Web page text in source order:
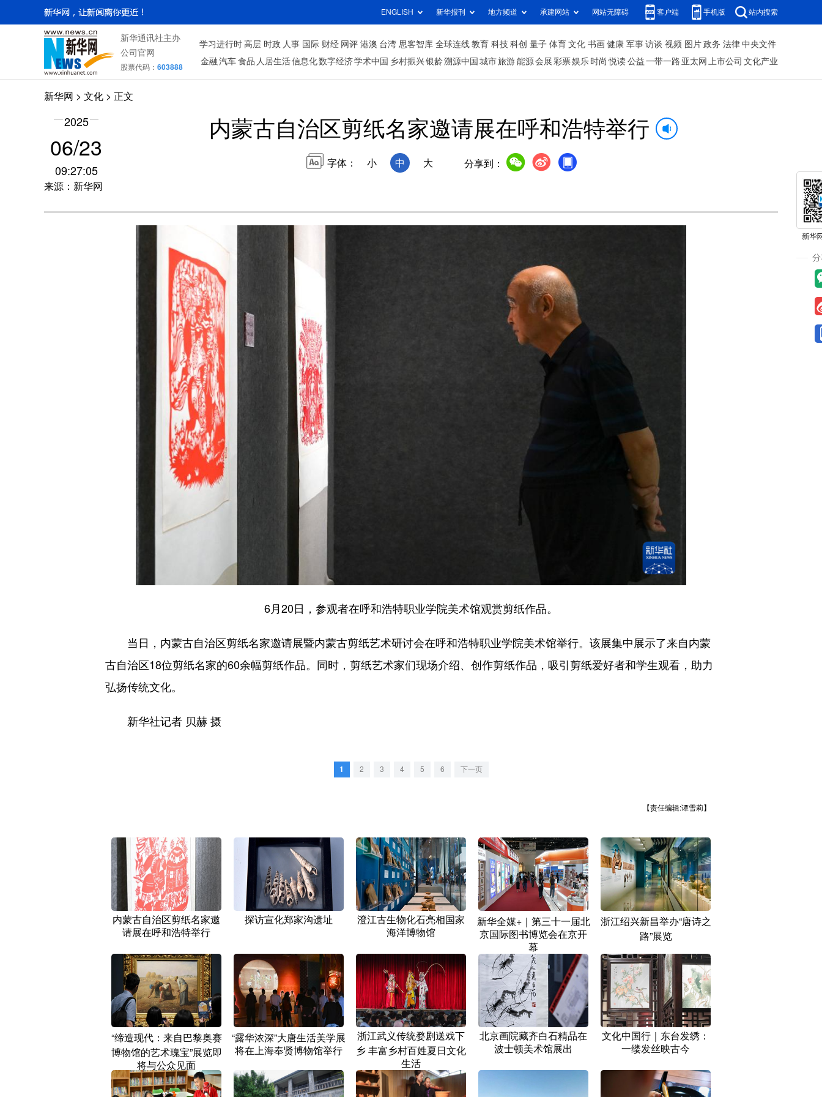
ENGLISH 新华报刊 地方频道 承建网站 网站无障碍 客户端 手机版 站内搜索
新华通讯社主办
公司官网
股票代码： 603888
学习进行时 高层 时政 人事 国际 财经 网评 港澳 台湾 思客智库 全球连线 教育 科技 科创 量子 体育 文化 书画 健康 军事 访谈 视频 图片 政务 法律 中央文件
金融 汽车 食品 人居生活信息化数字经济学术中国 乡村振兴银龄溯源中国 城市旅游 能源 会展 彩票娱乐 时尚 悦读 公益 一带一路 亚太网 上市公司 文化产业
新华网 > 文化 > 正文
2025
06/23
09:27:05
来源：新华网
内蒙古自治区剪纸名家邀请展在呼和浩特举行
字体： 小 中 大 分享到：
6月20日，参观者在呼和浩特职业学院美术馆观赏剪纸作品。
当日，内蒙古自治区剪纸名家邀请展暨内蒙古剪纸艺术研讨会在呼和浩特职业学院美术馆举行。该展集中展示了来自内蒙
古自治区18位剪纸名家的60余幅剪纸作品。同时，剪纸艺术家们现场介绍、创作剪纸作品，吸引剪纸爱好者和学生观看，助力
弘扬传统文化。
新华社记者 贝赫 摄
1 2 3 4 5 6 下一页
【责任编辑:谭雪莉】
内蒙古自治区剪纸名家邀
请展在呼和浩特举行
探访宣化郑家沟遗址
澄江古生物化石亮相国家
海洋博物馆
新华全媒+｜第三十一届北
京国际图书博览会在京开
幕
浙江绍兴新昌举办“唐诗之
路”展览
“缔造现代：来自巴黎奥赛
博物馆的艺术瑰宝”展览即
将与公众见面
“露华浓深”大唐生活美学展
将在上海奉贤博物馆举行
浙江武义传统婺剧送戏下
乡 丰富乡村百姓夏日文化
生活
北京画院藏齐白石精品在
波士顿美术馆展出
文化中国行｜东台发绣：
一缕发丝映古今